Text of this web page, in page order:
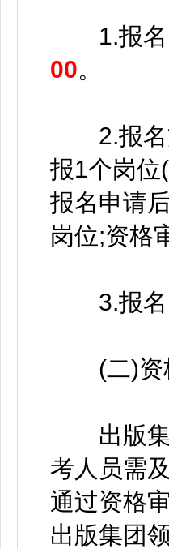
1.报名
00。
2.报名方
报1个岗位
报名申请
岗位;资格
3.报名
(二)资
出版集
考人员需
通过资格
出版集团